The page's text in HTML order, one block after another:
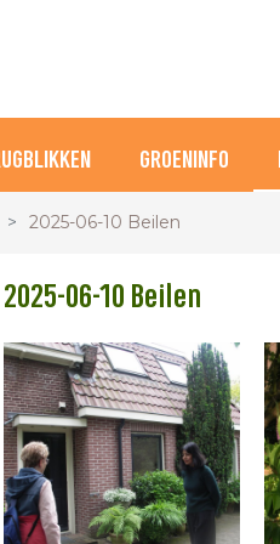
GROENINFO
2025-06-10 Beilen
2025-06-10 Beilen